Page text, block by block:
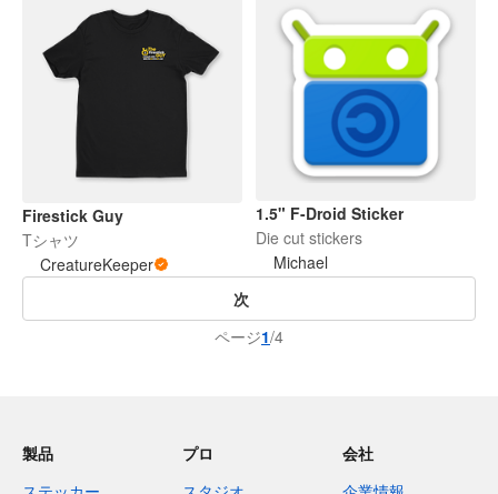
Firestick Guy
Tシャツ
CreatureKeeper
1.5" F-Droid Sticker
Die cut stickers
Michael
次
ページ1/4
製品
プロ
会社